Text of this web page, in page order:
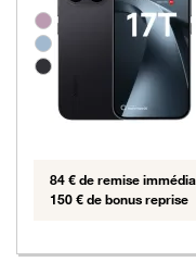
Groupe de couleurs
84 € de remise
150 € de bonus reprise